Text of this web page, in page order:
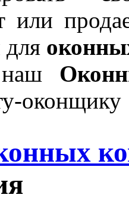
или
для
наш
оконщику